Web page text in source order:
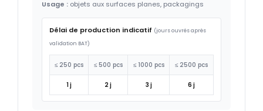
Usage : objets aux surfaces planes, packagings
Délai de production indicatif (jours ouvrés après
validation BAT)
≤ 250 pcs ≤ 500 pcs ≤ 1000 pcs ≤ 2500 pcs
1 j 2 j 3 j 6 j